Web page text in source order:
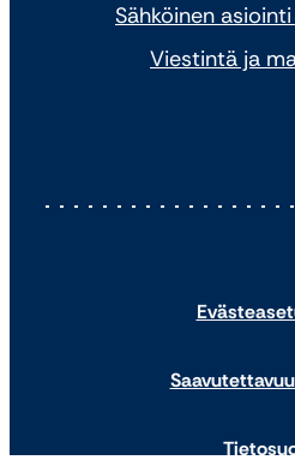
Sähköinen
Viestintä ja